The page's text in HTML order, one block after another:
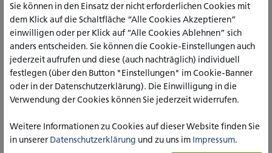
Die Nachhaltigkeitsallianz NRW und die katho am
katho-Standort in Köln bringen engagierte Menschen
aus Wissenschaft, Politik, Wirtschaft und Zivilgesellschaft
zusammen – für neue Impulse, starke Netzwerke und
konkrete Ideen für eine sozial und ökologisch
nachhaltige Zukunft.
IFCU-Congress: Branding Catholic
Universities in a changing Higher-Education
Sie können in den Einsatz der nicht erforderlichen Cookies mit
dem Klick auf die Schaltfläche “Alle Cookies Akzeptieren”
einwilligen oder per Klick auf “Alle Cookies Ablehnen” sich
anders entscheiden. Sie können die Cookie-Einstellungen auch
jederzeit aufrufen und diese (auch nachträglich) individuell
festlegen (über den Button "Einstellungen" im Cookie-Banner
oder in der Datenschutzerklärung). Die Einwilligung in die
Verwendung der Cookies können Sie jederzeit widerrufen.
Weitere Informationen zu Cookies auf dieser Website finden Sie
in unserer Datenschutzerklärung und zu uns im Impressum.